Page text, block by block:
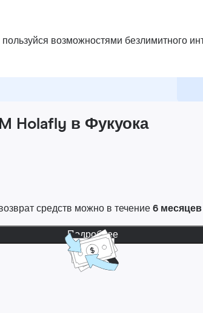
пользуйся возможностями безлимитного
Holafly в Фукуока
средств можно в течение6 месяцев
Подробнее